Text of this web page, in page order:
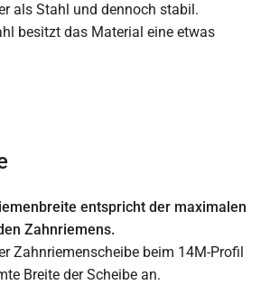
als Stahl und dennoch stabil.
besitzt das Material eine etwas
entspricht der maximalen
Zahnriemens.
Zahnriemenscheibe beim 14M-Profil
Breite der Scheibe an.